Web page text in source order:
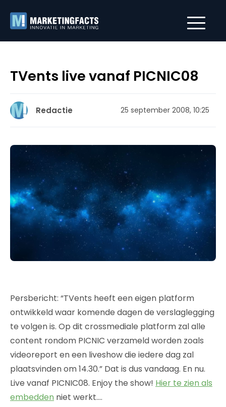
TVents live vanaf PICNIC08
Redactie 25 september 2008, 10:25
Persbericht: “TVents heeft een eigen platform
ontwikkeld waar komende dagen de verslaglegging
te volgen is. Op dit crossmediale platform zal alle
content rondom PICNIC verzameld worden zoals
videoreport en een liveshow die iedere dag zal
plaatsvinden om 14.30.” Dat is dus vandaag. En nu.
Live vanaf PICNIC08. Enjoy the show! Hier te zien als
embedden niet werkt….